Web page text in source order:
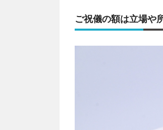
ご祝儀の額は立場や